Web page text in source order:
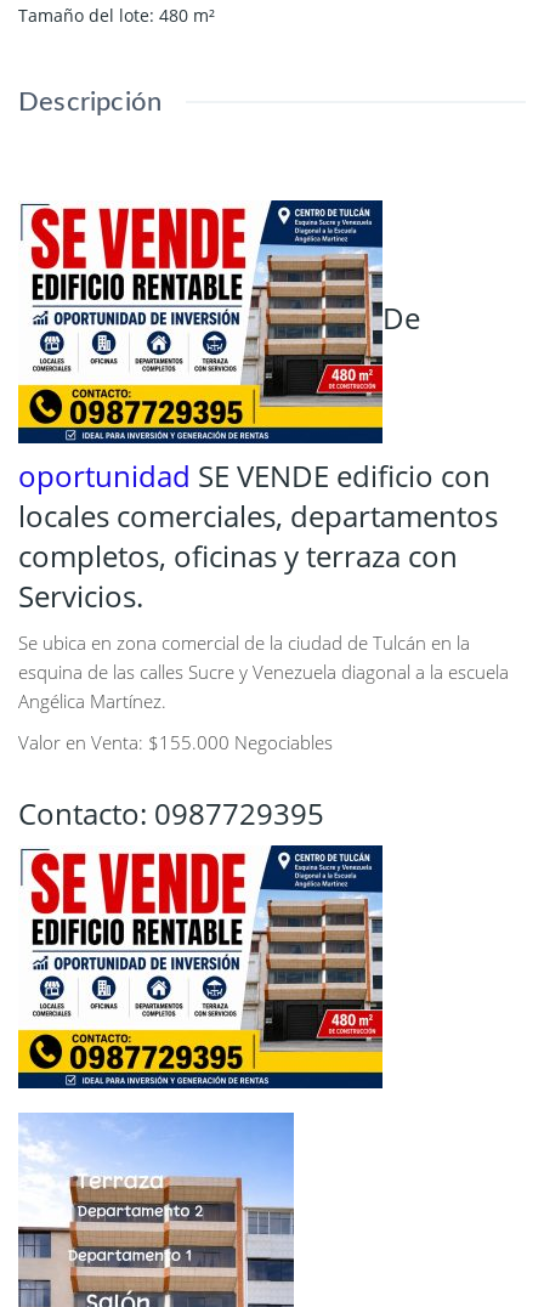
Tamaño del lote: 480 m²
Descripción
De
oportunidad SE VENDE edificio con
locales comerciales, departamentos
completos, oficinas y terraza con
Servicios.
Se ubica en zona comercial de la ciudad de Tulcán en la
esquina de las calles Sucre y Venezuela diagonal a la escuela
Angélica Martínez.
Valor en Venta: $155.000 Negociables
Contacto: 0987729395